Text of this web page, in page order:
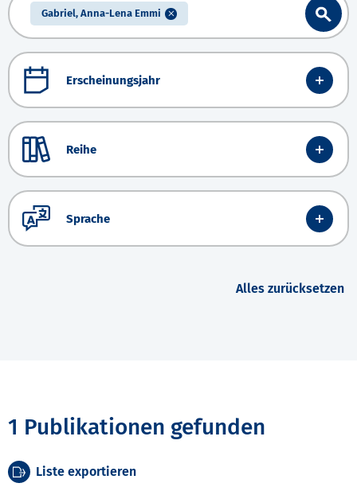
Gabriel, Anna-Lena Emmi
Erscheinungsjahr
Reihe
Sprache
Alles zurücksetzen
1 Publikationen gefunden
Liste exportieren